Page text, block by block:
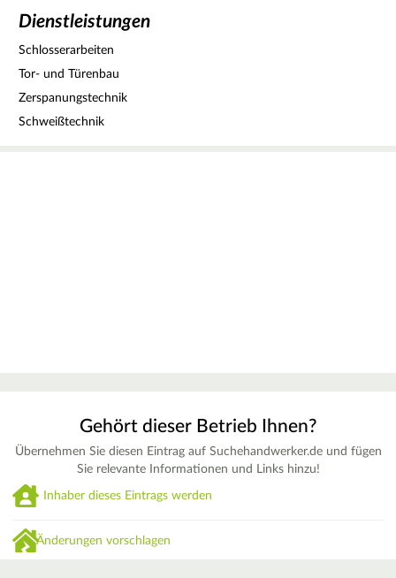
Dienstleistungen
Schlosserarbeiten
Tor- und Türenbau
Zerspanungstechnik
Schweißtechnik
Gehört dieser Betrieb Ihnen?
Übernehmen Sie diesen Eintrag auf Suchehandwerker.de und fügen
Sie relevante Informationen und Links hinzu!
Inhaber dieses Eintrags werden
Änderungen vorschlagen